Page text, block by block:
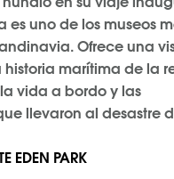
es uno de los museos
Ofrece una
marítima de la
vida a bordo y las
llevaron al desastre
EDEN PARK